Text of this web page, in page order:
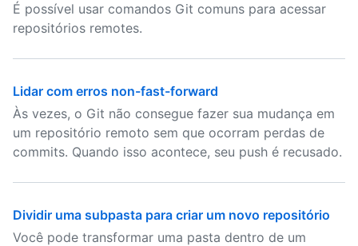
É possível usar comandos Git comuns para acessar
repositórios remotes.
Lidar com erros non-fast-forward
Às vezes, o Git não consegue fazer sua mudança em
um repositório remoto sem que ocorram perdas de
commits. Quando isso acontece, seu push é recusado.
Dividir uma subpasta para criar um novo repositório
Você pode transformar uma pasta dentro de um